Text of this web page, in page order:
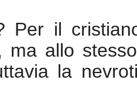
Per il
ma allo
la